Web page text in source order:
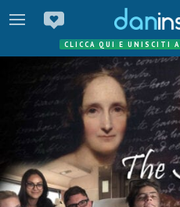
CLICCA QUI E UNISCITI